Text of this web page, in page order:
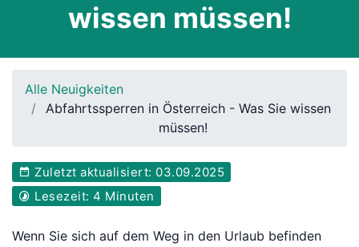
Warum wir?
Deutsch
Jetzt buchen
wissen müssen!
Alle Neuigkeiten
Abfahrtssperren in Österreich - Was Sie wissen
müssen!
Zuletzt aktualisiert: 03.09.2025
Lesezeit: 4 Minuten
Wenn Sie sich auf dem Weg in den Urlaub befinden